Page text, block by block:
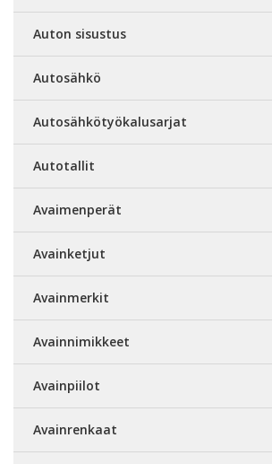
Auton sisustus
Autosähkö
Autosähkötyökalusarjat
Autotallit
Avaimenperät
Avainketjut
Avainmerkit
Avainnimikkeet
Avainpiilot
Avainrenkaat